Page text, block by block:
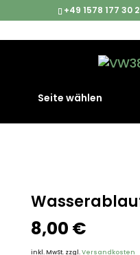
+49 1578 177 30
Seite wählen
Wasserablaufventil
8,00 €
inkl. MwSt. zzgl.Versandkosten